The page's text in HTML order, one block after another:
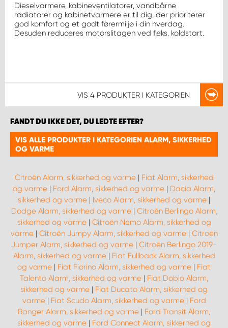
Dieselvarmere, kabineventilatorer, vandbårne
radiatorer og kabinetvarmere er til dig, der prioriterer
god komfort og et godt førermiljø i din hverdag.
Desuden reduceres motorslitagen ved f.eks. koldstart.
VIS 4 PRODUKTER I KATEGORIEN
FANDT DU IKKE DET, DU LEDTE EFTER?
VIS ALLE PRODUKTER I KATEGORIEN ALARM, SIKKERHED
OG VARME
Citroën Alarm, sikkerhed og varme| Fiat Alarm, sikkerhed
og varme | Ford Alarm, sikkerhed og varme | Dacia Alarm,
sikkerhed og varme | Iveco Alarm, sikkerhed og varme |
Dodge Alarm, sikkerhed og varme| Citroën Berlingo Alarm,
sikkerhed og varme| Citroën Nemo Alarm, sikkerhed og
varme| Citroën Jumpy Alarm, sikkerhed og varme| Citroën
Jumper Alarm, sikkerhed og varme | Citroën Berlingo 2019-
Alarm, sikkerhed og varme| Fiat Fullback Alarm, sikkerhed
og varme | Fiat Fiorino Alarm, sikkerhed og varme | Fiat
Talento Alarm, sikkerhed og varme | Fiat Doblo Alarm,
sikkerhed og varme | Fiat Ducato Alarm, sikkerhed og
varme| Fiat Scudo Alarm, sikkerhed og varme| Ford
Ranger Alarm, sikkerhed og varme | Ford Transit Alarm,
sikkerhed og varme | Ford Connect Alarm, sikkerhed og